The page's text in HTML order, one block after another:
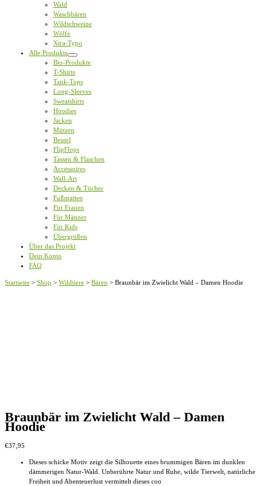
Wald
Waschbären
Wildschweine
Wölfe
Xtra-Typo
Alle Produkte
Bio-Produkte
T-Shirts
Tank-Tops
Long-Sleeves
Sweatshirts
Hoodies
Jacken
Mützen
Beutel
FlipFlops
Tassen & Flaschen
Accessoires
Wall-Art
Decken & Tücher
Fußmatten
Für Frauen
Für Männer
Für Kids
Übergrößen
Über das Projekt
Dein Konto
FAQ
Startseite > Shop > Wildtiere > Bären > Braunbär im Zwielicht Wald – Damen Hoodie
Braunbär im Zwielicht Wald – Damen
Hoodie
€37,95
Dieses schicke Motiv zeigt die Silhouette eines brummigen Bären im dunklen
dämmerigen Natur-Wald. Unberührte Natur und Ruhe, wilde Tierwelt, natürliche
Freiheit und Abenteuerlust vermittelt dieses coo